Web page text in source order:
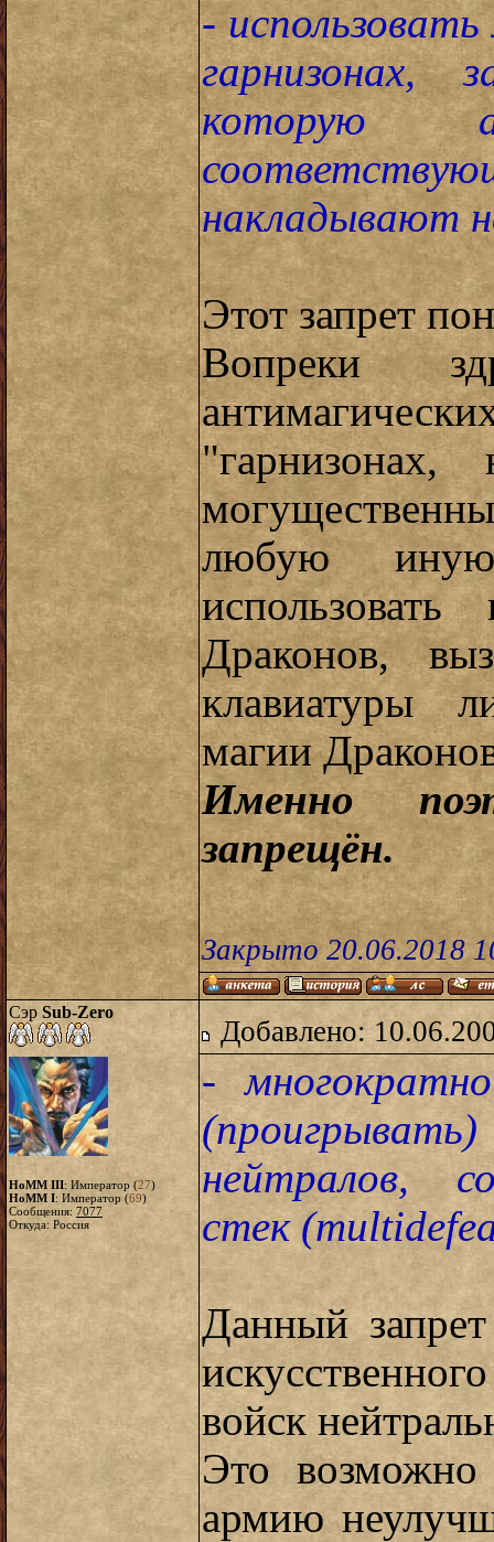
-
гарнизонах,
которую
накладывают
Этот запрет
Вопреки
любую
Драконов,
клавиатуры
магии
Именно
запрещён.
Закрыто 20.06.2018
Сэр Sub-Zero
HoMM III: Император (27)
HoMM I: Император (69)
Сообщения: 7077
Откуда: Россия
Добавлено:
-
нейтралов,
стек
Данный
войск
Это возможно
армию